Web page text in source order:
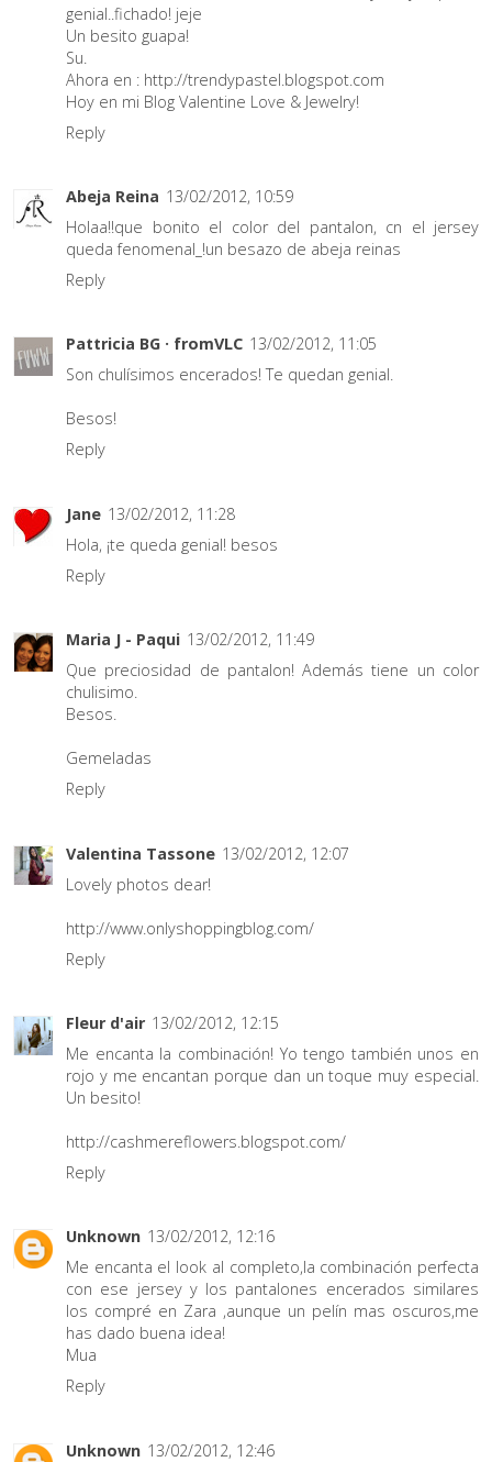
genial..fichado! jeje
Un besito guapa!
Su.
Ahora en : http://trendypastel.blogspot.com
Hoy en mi Blog Valentine Love & Jewelry!
Reply
Abeja Reina 13/02/2012, 10:59
Holaa!!que bonito el color del pantalon, cn el jersey
queda fenomenal_!un besazo de abeja reinas
Reply
Pattricia BG · fromVLC 13/02/2012, 11:05
Son chulísimos encerados! Te quedan genial.
Besos!
Reply
Jane 13/02/2012, 11:28
Hola, ¡te queda genial! besos
Reply
Maria J - Paqui 13/02/2012, 11:49
Que preciosidad de pantalon! Además tiene un color
chulisimo.
Besos.
Gemeladas
Reply
Valentina Tassone 13/02/2012, 12:07
Lovely photos dear!
http://www.onlyshoppingblog.com/
Reply
Fleur d'air 13/02/2012, 12:15
Me encanta la combinación! Yo tengo también unos en
rojo y me encantan porque dan un toque muy especial.
Un besito!
http://cashmereflowers.blogspot.com/
Reply
Unknown 13/02/2012, 12:16
Me encanta el look al completo,la combinación perfecta
con ese jersey y los pantalones encerados similares
los compré en Zara ,aunque un pelín mas oscuros,me
has dado buena idea!
Mua
Reply
Unknown 13/02/2012, 12:46